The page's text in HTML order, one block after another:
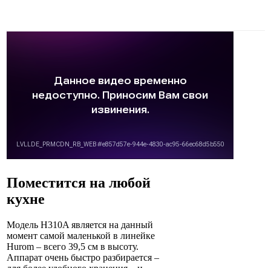
Поместится на любой
кухне
Модель H310A является на данный
момент самой маленькой в линейке
Hurom – всего 39,5 см в высоту.
Аппарат очень быстро разбирается –